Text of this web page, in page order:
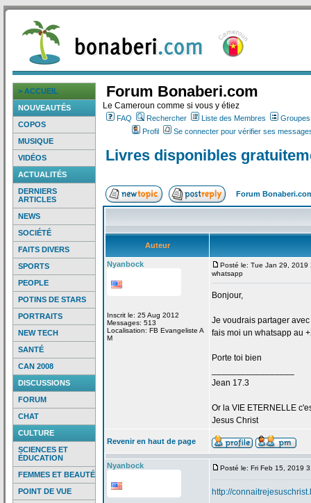
> ACCUEIL
NOUVEAUTÉS
COPOS
MUSIQUE
VIDÉOS
ACTUALITÉS
DERNIERS
ARTICLES
NEWS
SOCIÉTÉ
FAITS DIVERS
SPORTS
PEOPLE
POTINS DE STARS
PORTRAITS
NEW TECH
SANTÉ
CAN 2008
DISCUSSIONS
FORUM
CHAT
CULTURE
SCIENCES ET
ÉDUCATION
FEMMES ET BEAUTÉ
POINT DE VUE
Forum Bonaberi.com
Le Cameroun comme si vous y étiez
FAQ Rechercher Liste des Membres
Profil
Se connecter pour vérifier ses
Livres disponibles
Forum
Auteur
Nyanbock
Inscrit le: 25 Aug 2012
Messages: 513
Localisation: FB Evangeliste A
M
Posté le: Tue Jan 29, 2019
whatsapp
Bonjour,
Je voudrais partager
fais moi un whatsapp au
Porte toi bien
Jean 17.3
Or la VIE ETERNELLE
Jesus Christ
Revenir en haut de page
Nyanbock Posté le: Fri Feb 15, 2019
http://